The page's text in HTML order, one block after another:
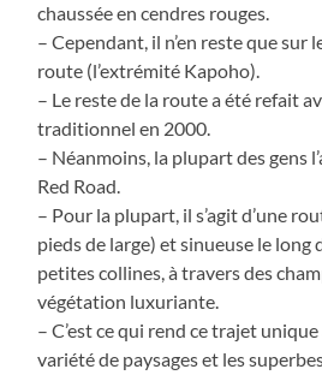
chaussée en cendres rouges.
– Cependant, il n’en reste que sur
route (l’extrémité Kapoho).
– Le reste de la route a été refait
traditionnel en 2000.
– Néanmoins, la plupart des gens
Red Road.
– Pour la plupart, il s’agit d’une
pieds de large) et sinueuse le long
petites collines, à travers des
végétation luxuriante.
– C’est ce qui rend ce trajet
variété de paysages et les